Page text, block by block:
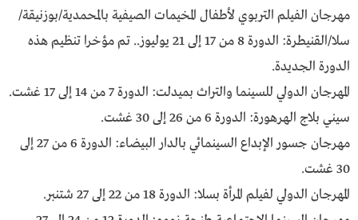
مهرجان الفيلم التربوي لأطفال المخيمات الصيفية بالمحمدية/بوزنيقة/
سلا/القنيطرة: الدورة 8 من 17 إلى 21 يوليوز.. تم مؤخرا تنظيم هذه
الدورة الجديدة.
المهرجان الدولي للسينما والتراث بميدلت: الدورة 7 من 14 إلى 17 غشت.
سيني بلاج الهرهورة: الدورة 6 من 26 إلى 30 غشت.
مهرجان جسور الإبداع السينمائي بالدار البيضاء: الدورة 6 من 27 إلى
30 غشت.
المهرجان الدولي لفيلم المرأة بسلا: الدورة 18 من 22 إلى 27 شتنبر.